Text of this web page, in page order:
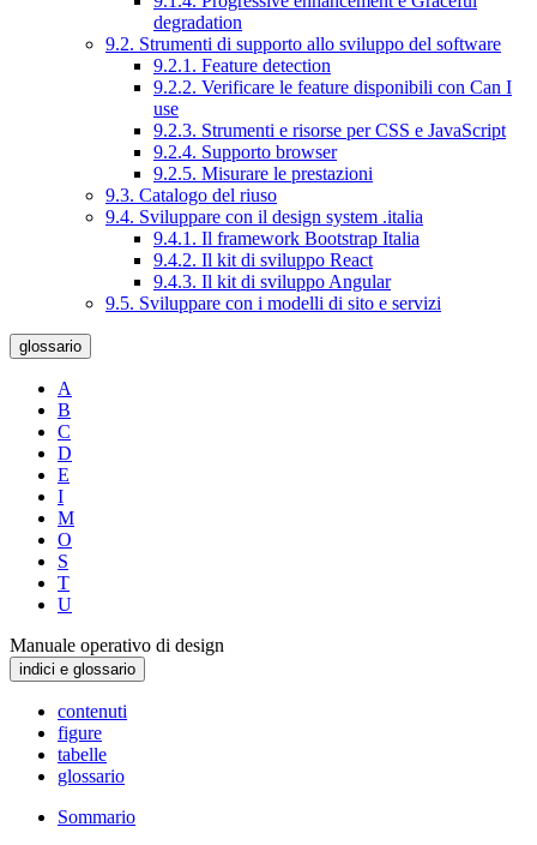
degradation
9.2. Strumenti di supporto allo sviluppo del software
9.2.1. Feature detection
9.2.2. Verificare le feature disponibili con Can I
use
9.2.3. Strumenti e risorse per CSS e JavaScript
9.2.4. Supporto browser
9.2.5. Misurare le prestazioni
9.3. Catalogo del riuso
9.4. Sviluppare con il design system .italia
9.4.1. Il framework Bootstrap Italia
9.4.2. Il kit di sviluppo React
9.4.3. Il kit di sviluppo Angular
9.5. Sviluppare con i modelli di sito e servizi
glossario
A
B
C
D
E
I
M
O
S
T
U
Manuale operativo di design
indici e glossario
contenuti
figure
tabelle
glossario
Sommario